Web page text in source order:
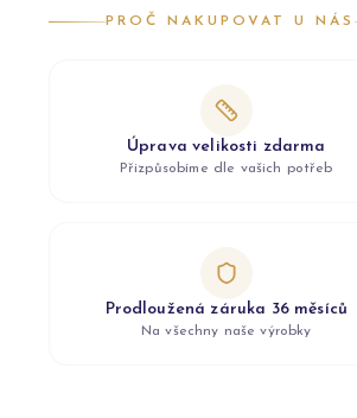
PROČ NAKUPOVAT U NÁS
Úprava velikosti zdarma
Přizpůsobíme dle vašich potřeb
Prodloužená záruka 36 měsíců
Na všechny naše výrobky